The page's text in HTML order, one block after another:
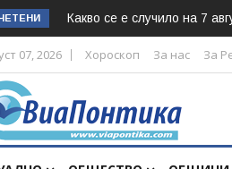
Какво се е случило на 7
07, 2026 Хороскоп За нас За